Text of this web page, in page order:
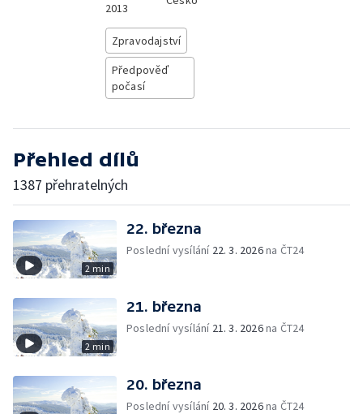
2013
Zpravodajství
Předpověď
počasí
Přehled dílů
1387 přehratelných
2 min
22. března
Poslední vysílání 22. 3. 2026na ČT24
2 min
21. března
Poslední vysílání 21. 3. 2026na ČT24
20. března
Poslední vysílání 20. 3. 2026na ČT24